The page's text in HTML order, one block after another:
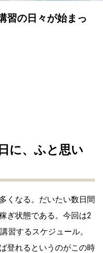
習の日々が始まっ
に、ふと思い
くなる。だいたい数日間
ぎ状態である。今回は2
習するスケジュール。
登れるというのがこの時